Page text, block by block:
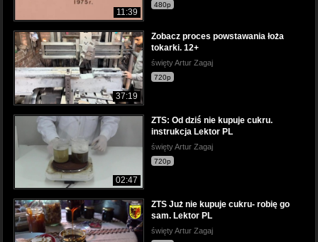
11:39
480p
37:19
Zobacz proces powstawania łoża
tokarki. 12+
święty Artur Zagaj
720p
02:47
ZTS: Od dziś nie kupuje cukru.
instrukcja Lektor PL
święty Artur Zagaj
720p
ZTS Już nie kupuje cukru- robię go
sam. Lektor PL
święty Artur Zagaj